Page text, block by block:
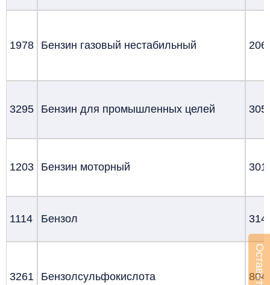
1978 Бензин газовый нестабильный 206
3295 Бензин для промышленных целей 305
1203 Бензин моторный 301
1114 Бензол 314
3261 Бензолсульфокислота 804